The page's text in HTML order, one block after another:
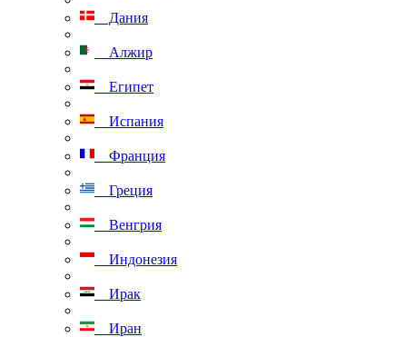
Дания
Алжир
Египет
Испания
Франция
Греция
Венгрия
Индонезия
Ирак
Иран